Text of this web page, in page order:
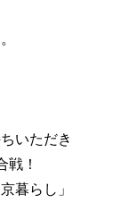
いただき
！
暮らし」